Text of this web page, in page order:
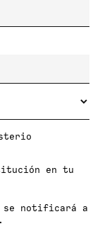
en tu
se notificará a